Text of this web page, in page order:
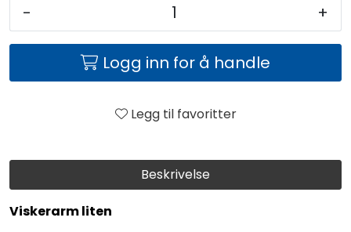
Beskrivelse
Viskerarm liten
- +
Logg inn for å handle
Legg til favoritter